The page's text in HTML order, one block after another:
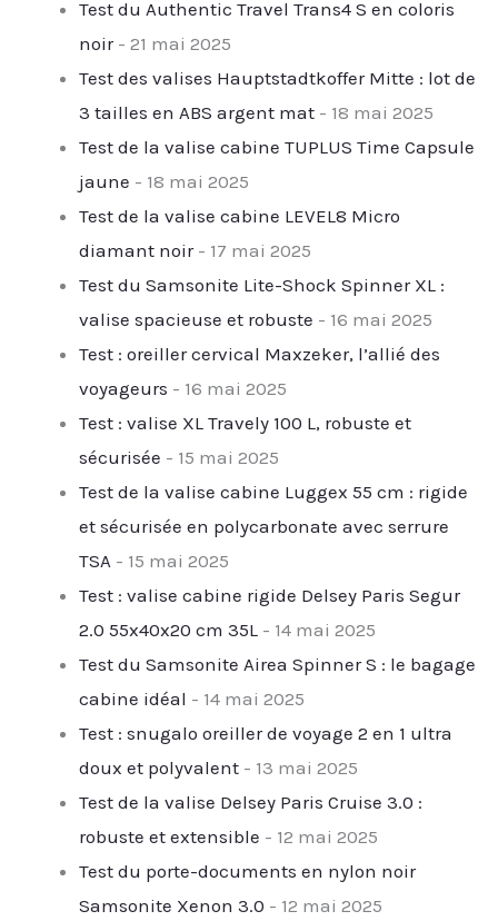
Test du Authentic Travel Trans4 S en coloris
noir- 21 mai 2025
Test des valises Hauptstadtkoffer Mitte : lot de
3 tailles en ABS argent mat - 18 mai 2025
Test de la valise cabine TUPLUS Time Capsule
jaune - 18 mai 2025
Test de la valise cabine LEVEL8 Micro
diamant noir- 17 mai 2025
Test du Samsonite Lite-Shock Spinner XL :
valise spacieuse et robuste - 16 mai 2025
Test : oreiller cervical Maxzeker, l’allié des
voyageurs - 16 mai 2025
Test : valise XL Travely 100 L, robuste et
sécurisée - 15 mai 2025
Test de la valise cabine Luggex 55 cm : rigide
et sécurisée en polycarbonate avec serrure
TSA - 15 mai 2025
Test : valise cabine rigide Delsey Paris Segur
2.0 55x40x20 cm 35L - 14 mai 2025
Test du Samsonite Airea Spinner S : le bagage
cabine idéal - 14 mai 2025
Test : snugalo oreiller de voyage 2 en 1 ultra
doux et polyvalent - 13 mai 2025
Test de la valise Delsey Paris Cruise 3.0 :
robuste et extensible - 12 mai 2025
Test du porte-documents en nylon noir
Samsonite Xenon 3.0 - 12 mai 2025